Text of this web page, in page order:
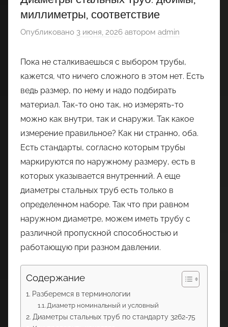
миллиметры, соответствие
Опубликовано 3 июня, 2026 автором admin
Пока не сталкиваешься с выбором трубы,
кажется, что ничего сложного в этом нет. Есть
ведь размер, по нему и надо подбирать
материал. Так-то оно так, но измерять-то
можно как внутри, так и снаружи. Так какое
измерение правильное? Как ни странно, оба.
Есть стандарты, согласно которым трубы
маркируются по наружному размеру, есть в
которых указывается внутренний. А еще
диаметры стальных труб есть только в
определенном наборе. Так что при равном
наружном диаметре, можем иметь трубу с
различной пропускной способностью и
работающую при разном давлении.
Содержание
Разберемся в терминологии
Диаметр номинальный и условный
Диаметры стальных труб по стандарту 3262-75